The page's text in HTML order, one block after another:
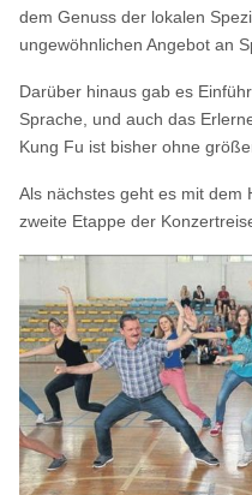
dem Genuss der lokalen
ungewöhnlichen Angebot an
Darüber hinaus gab es
Sprache, und auch das
Kung Fu ist bisher ohne
Als nächstes geht es mit dem
zweite Etappe der